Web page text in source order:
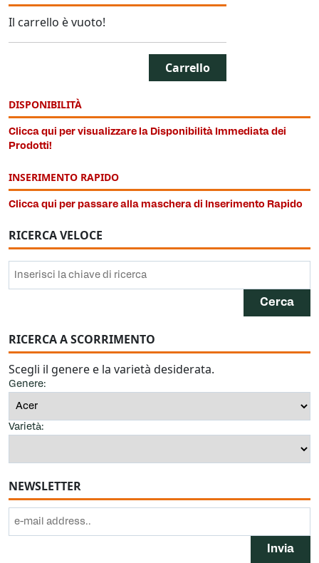
Il carrello è vuoto!
Carrello
DISPONIBILITÀ
Clicca qui per visualizzare la Disponibilità Immediata dei
Prodotti!
INSERIMENTO RAPIDO
Clicca qui per passare alla maschera di Inserimento Rapido
RICERCA VELOCE
RICERCA A SCORRIMENTO
Scegli il genere e la varietà desiderata.
Genere:
Varietà:
NEWSLETTER